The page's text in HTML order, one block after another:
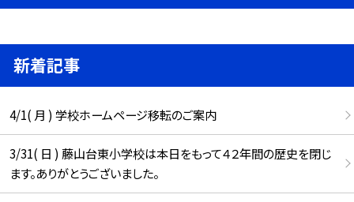
新着記事
4/1( 月 ) 学校ホームページ移転のご案内
3/31( 日 ) 藤山台東小学校は本日をもって４２年間の歴史を閉じ
ます。ありがとうございました。